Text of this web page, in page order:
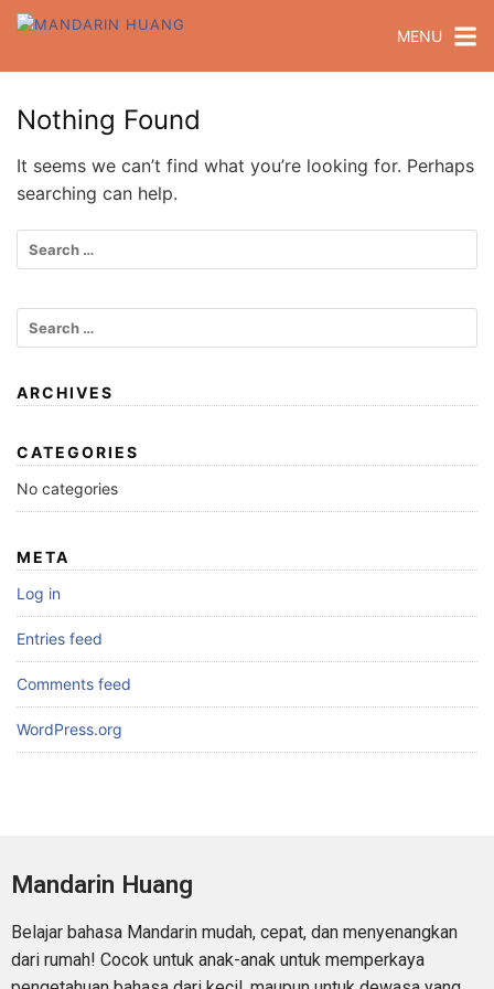
MENU
Nothing Found
It seems we can’t find what you’re looking for. Perhaps
searching can help.
ARCHIVES
CATEGORIES
No categories
META
Log in
Entries feed
Comments feed
WordPress.org
Mandarin Huang
Belajar bahasa Mandarin mudah, cepat, dan menyenangkan
dari rumah! Cocok untuk anak-anak untuk memperkaya